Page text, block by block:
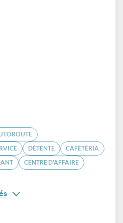
DÉTENTE CAFÉTÉRIA
CENTRE D'AFFAIRE